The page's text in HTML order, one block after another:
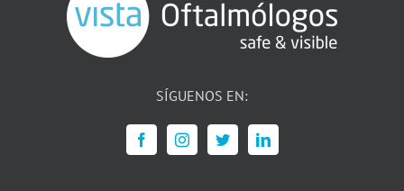
SÍGUENOS EN: